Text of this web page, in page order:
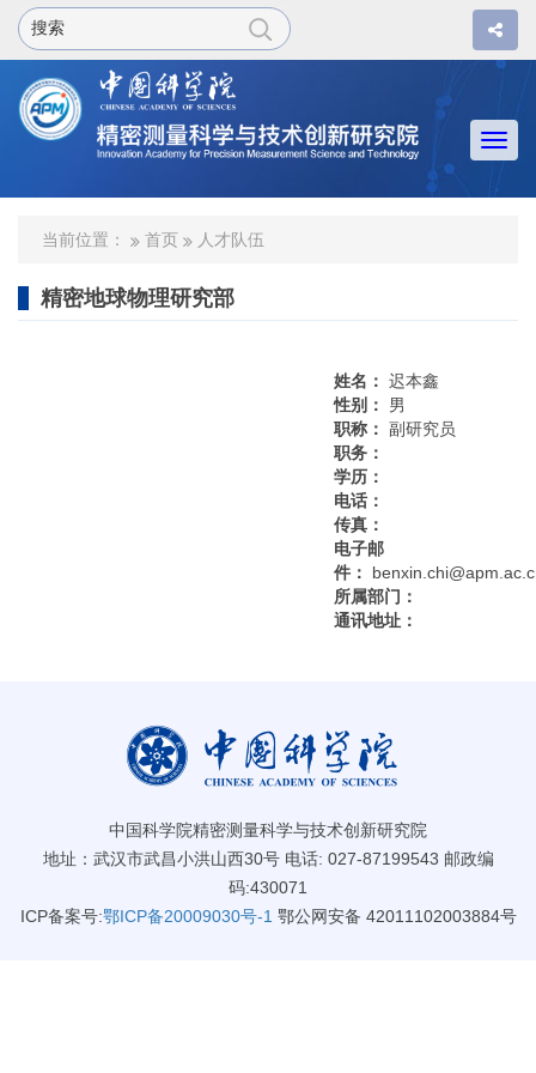
当前位置： 首页 人才队伍
精密地球物理研究部
姓名： 迟本鑫
性别：
男
职称： 副研究员
职务：
学历：
电话：
传真：
电子邮
件：
所属部门：
通讯地址：
中国科学院精密测量科学与技术创新研究院
地址：武汉市武昌小洪山西30号 电话: 027-87199543 邮政编
码:430071
ICP备案号:鄂ICP备20009030号-1 鄂公网安备 42011102003884号